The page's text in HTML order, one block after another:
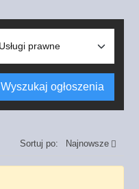
Wyszukaj ogłoszenia
Sortuj po: Najnowsze